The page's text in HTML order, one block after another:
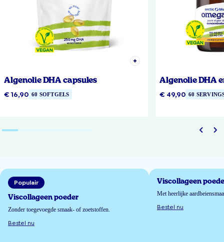
Algenolie DHA capsules
€ 16,90 60 SOFTGELS
Algenolie DHA
€ 49,90 60
Populair
Viscollageen poeder
Zonder toegevoegde smaak- of zoetstoffen.
Bestel nu
Viscollageen
Met heerlijke
Bestel nu